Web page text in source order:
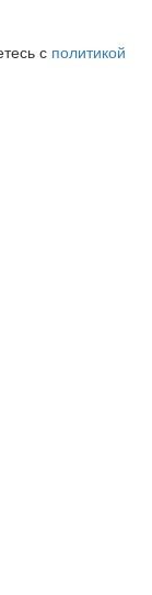
с политикой